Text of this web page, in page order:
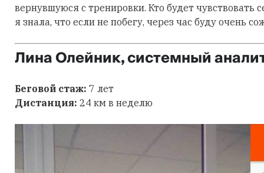
вернувшуюся с тренировки. Кто будет чувствовать
я знала, что если не побегу, через час буду очень
Лина Олейник, системный
Беговой стаж: 7 лет
Дистанция: 24 км в неделю